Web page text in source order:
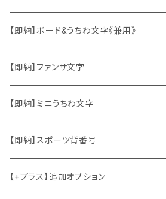
ソロ・歌手&タレント
韓国ソロ・歌手&タレント
東方神起
竜宮城
2PM
【即納】ボード&うちわ文字《兼用》
ソロ・歌手&タレント
韓国ソロ・歌手&タレント
東方神起
2PM
【即納】ファンサ文字
日本語&英語
ハングル
中国語
【即納】ミニうちわ文字
【即納】スポーツ背番号
【+プラス】追加オプション